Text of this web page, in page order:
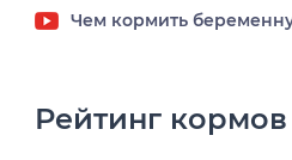
Чем кормить
Рейтинг кормов